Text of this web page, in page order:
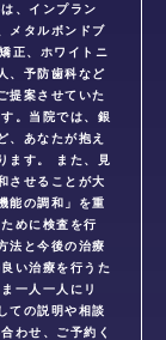
、インプラン
メタルボンドブ
正、ホワイトニ
、予防歯科など
提案させていた
。当院では、銀
、あなたが抱え
ます。 また、見
させることが大
能の調和」を重
めに検査を行
法と今後の治療
い治療を行うた
一人一人にリ
ての説明や相談
わせ、ご予約く